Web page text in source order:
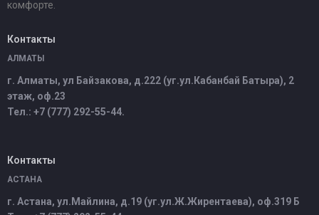
комфорте.
Контакты
АЛМАТЫ
г. Алматы, ул Байзакова, д.222 (уг.ул.Кабанбай Батыра), 2
этаж, оф.23
Тел.: +7 (777) 292-55-44.
Контакты
АСТАНА
г. Астана, ул.Майлина, д.19 (уг.ул.Ж.Жирентаева), оф.319 Б